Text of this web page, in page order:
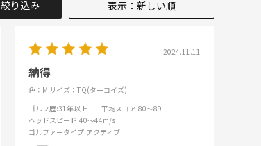
絞り込み 表示：新しい順
2024.11.11
納得
色：M サイズ：TQ(ターコイズ)
ゴルフ歴:31年以上 平均スコア:80～89
ヘッドスピード:40～44m/s
ゴルファータイプ:アクティブ